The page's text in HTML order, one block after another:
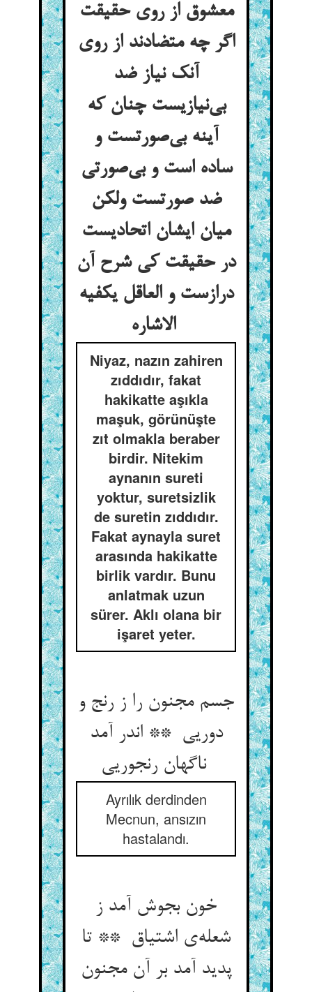
معشوق از روی حقیقت
اگر چه متضادند از روی
آنک نیاز ضد
بی‌نیازیست چنان که
آینه بی‌صورتست و
ساده است و بی‌صورتی
ضد صورتست ولکن
میان ایشان اتحادیست
در حقیقت کی شرح آن
درازست و العاقل یکفیه
الاشاره
Niyaz, nazın zahiren
zıddıdır, fakat
hakikatte aşıkla
maşuk, görünüşte
zıt olmakla beraber
birdir. Nitekim
aynanın sureti
yoktur, suretsizlik
de suretin zıddıdır.
Fakat aynayla suret
arasında hakikatte
birlik vardır. Bunu
anlatmak uzun
sürer. Aklı olana bir
işaret yeter.
جسم مجنون را ز رنج و
دوریی ** اندر آمد
ناگهان رنجوریی
Ayrılık derdinden
Mecnun, ansızın
hastalandı.
خون بجوش آمد ز
شعله‌ی اشتیاق ** تا
پدید آمد بر آن مجنون